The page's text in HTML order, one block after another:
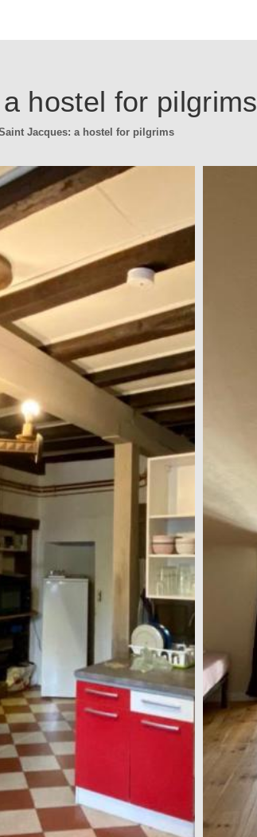
hostel for pilgrims
Jacques: a hostel for pilgrims